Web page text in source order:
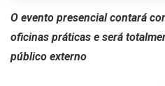
O evento presencial contará
oficinas práticas e será
público externo